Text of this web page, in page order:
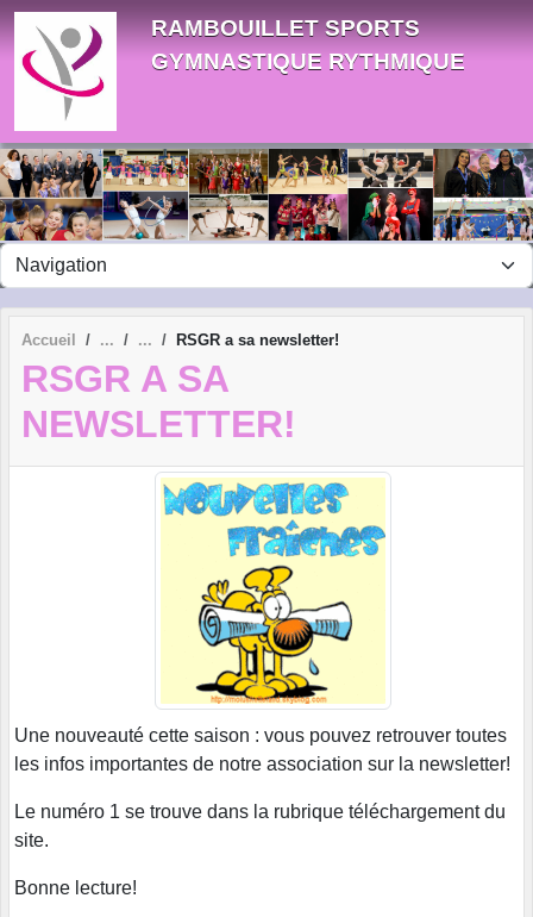
RAMBOUILLET SPORTS
GYMNASTIQUE RYTHMIQUE
Accueil RSGR a sa newsletter!
RSGR A SA
NEWSLETTER!
Une nouveauté cette saison : vous pouvez retrouver toutes
les infos importantes de notre association sur la newsletter!
Le numéro 1 se trouve dans la rubrique téléchargement du
site.
Bonne lecture!
Panneau de gestion des cookies